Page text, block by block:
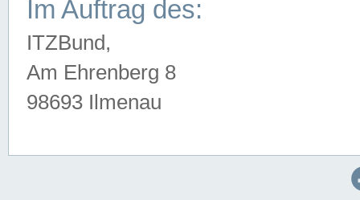
Im Auftrag des:
ITZBund,
Am Ehrenberg 8
98693 Ilmenau